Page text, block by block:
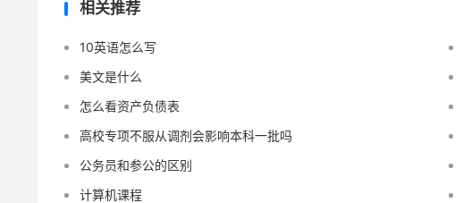
相关推荐
10英语怎么写
美文是什么
怎么看资产负债表
高校专项不服从调剂会影响本科一批吗
公务员和参公的区别
计算机课程